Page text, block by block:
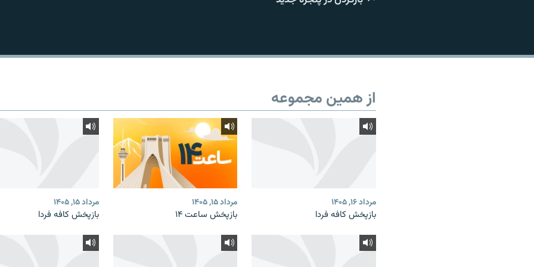
از همین مجموعه
مرداد ۱۶, ۱۴۰۵
بازپخش کافه فردا
مرداد ۱۵, ۱۴۰۵
بازپخش ساعت ۱۴
مرداد ۱۵, ۱۴۰۵
بازپخش کافه فردا